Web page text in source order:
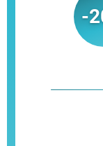
-